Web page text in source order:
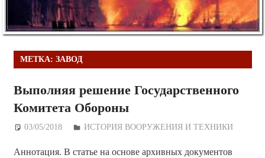
МЕТКА: ЗАВОД
Выполняя решение Государственного
Комитета Обороны
03/05/2018 Дежурный по Редакции
ИСТОРИЯ ВООРУЖЕНИЯ И ТЕХНИКИ
Аннотация. В статье на основе архивных документов